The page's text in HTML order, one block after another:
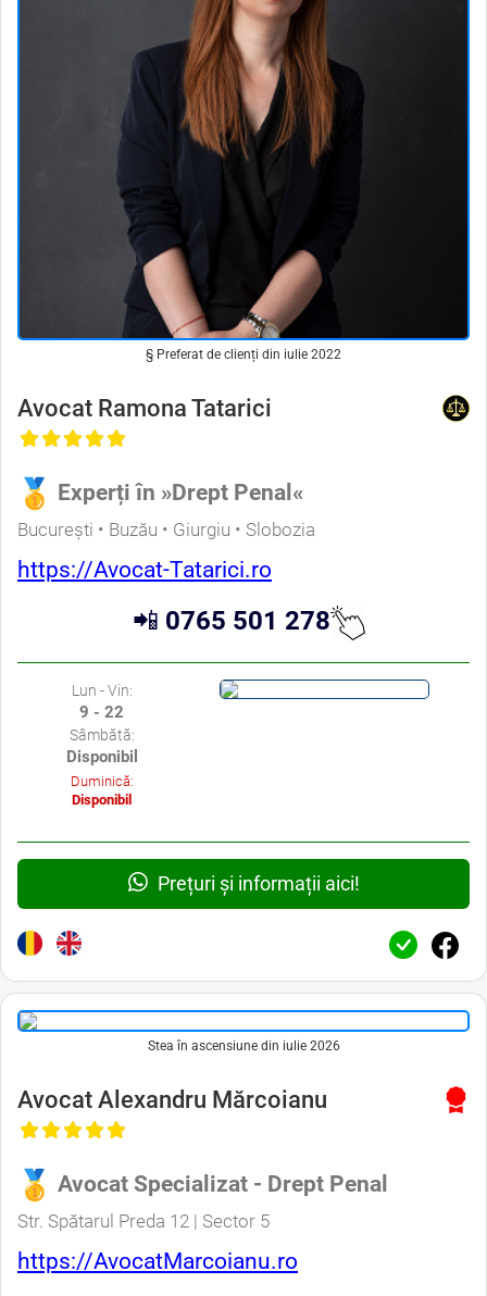
§ Preferat de clienți din iulie 2022
Avocat Ramona Tatarici
Experți în »Drept Penal«
București • Buzău • Giurgiu • Slobozia
https://Avocat-Tatarici.ro
📲 0765 501 278
Lun - Vin:
9 - 22
Sâmbătă:
Disponibil
Duminică:
Disponibil
Prețuri și informații aici!
Stea în ascensiune din iulie 2026
Avocat Alexandru Mărcoianu
Avocat Specializat - Drept Penal
Str. Spătarul Preda 12 | Sector 5
https://AvocatMarcoianu.ro